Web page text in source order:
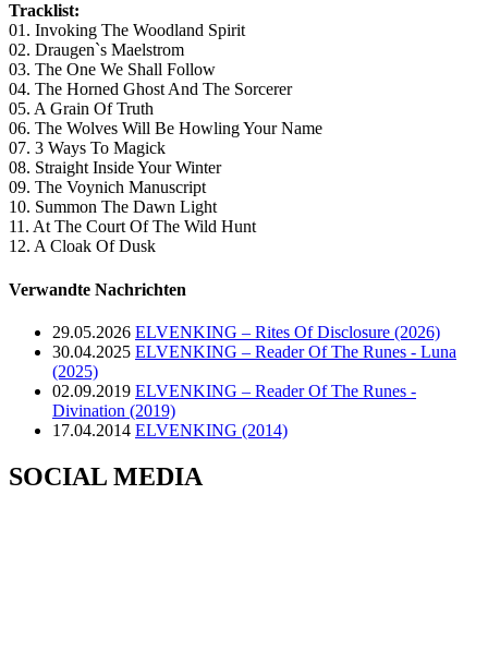
Tracklist:
01. Invoking The Woodland Spirit
02. Draugen`s Maelstrom
03. The One We Shall Follow
04. The Horned Ghost And The Sorcerer
05. A Grain Of Truth
06. The Wolves Will Be Howling Your Name
07. 3 Ways To Magick
08. Straight Inside Your Winter
09. The Voynich Manuscript
10. Summon The Dawn Light
11. At The Court Of The Wild Hunt
12. A Cloak Of Dusk
Verwandte Nachrichten
29.05.2026 ELVENKING – Rites Of Disclosure (2026)
30.04.2025 ELVENKING – Reader Of The Runes - Luna
(2025)
02.09.2019 ELVENKING – Reader Of The Runes -
Divination (2019)
17.04.2014 ELVENKING (2014)
SOCIAL MEDIA